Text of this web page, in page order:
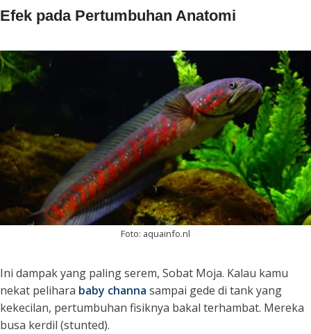
Efek pada Pertumbuhan Anatomi
Foto: aquainfo.nl
Ini dampak yang paling serem, Sobat Moja. Kalau kamu
nekat pelihara baby channa sampai gede di tank yang
kekecilan, pertumbuhan fisiknya bakal terhambat. Mereka
busa kerdil (stunted).